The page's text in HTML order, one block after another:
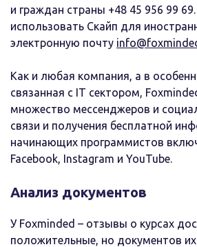
и граждан страны +48 45 956 99
использовать Скайп для
электронную почту
Как и любая компания, а в
связанная с IT сектором,
множество мессенджеров и
связи и получения бесплатной
начинающих программистов
Facebook, Instagram и YouTube.
Анализ документов
У Foxminded – отзывы о курсах
положительные, но документов их